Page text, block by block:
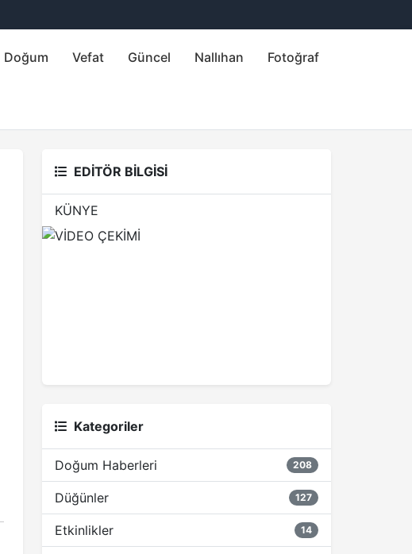
Doğum Vefat Güncel Nallıhan Fotoğraf
EDİTÖR BİLGİSİ
KÜNYE
Kategoriler
Doğum Haberleri 208
Düğünler 127
Etkinlikler 14